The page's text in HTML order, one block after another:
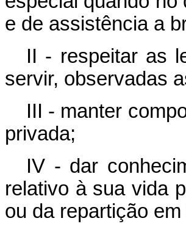
e de assistência a
II - respeitar as
servir, observadas
III - manter
privada;
IV - dar
relativo à sua vida
ou da repartição